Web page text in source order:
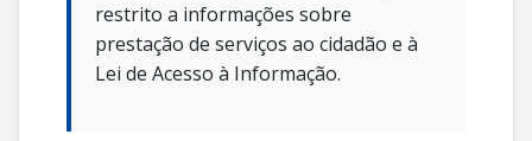
restrito a informações sobre
prestação de serviços ao cidadão e à
Lei de Acesso à Informação.